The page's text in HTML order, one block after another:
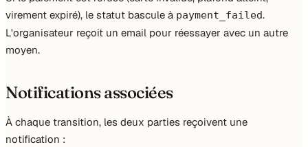
virement expiré), le statut bascule à payment_failed.
L'organisateur reçoit un email pour réessayer avec un autre
moyen.
Notifications associées
À chaque transition, les deux parties reçoivent une
notification :